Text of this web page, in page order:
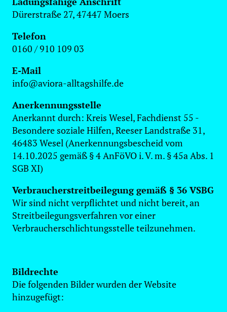
Dürerstraße 27, 47447 Moers
Telefon
0160 / 910 109 03
E-Mail
info@aviora-alltagshilfe.de
Anerkennungsstelle
Anerkannt durch: Kreis Wesel, Fachdienst 55 -
Besondere soziale Hilfen, Reeser Landstraße 31,
46483 Wesel (Anerkennungsbescheid vom
14.10.2025 gemäß § 4 AnFöVO i. V. m. § 45a Abs. 1
SGB XI)
Verbraucherstreitbeilegung gemäß § 36 VSBG
Wir sind nicht verpflichtet und nicht bereit, an
Streitbeilegungsverfahren vor einer
Verbraucherschlichtungsstelle teilzunehmen.
Bildrechte
Die folgenden Bilder wurden der Website
hinzugefügt: